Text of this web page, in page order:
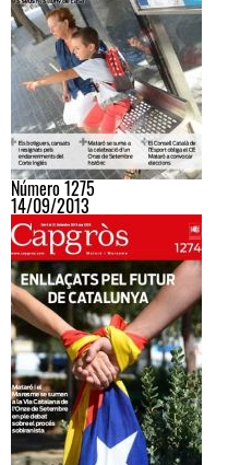
Número 1275
14/09/2013